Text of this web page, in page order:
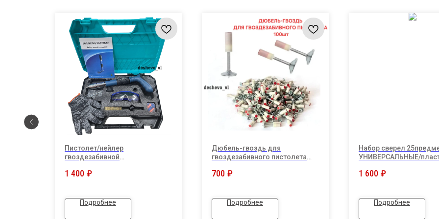
Пистолет/нейлер
гвоздезабивной
"TMAKOTA"кейсе
1 400 ₽
Подробнее
Дюбель-гвоздь для
гвоздезабивного пистолета
700 ₽
Подробнее
Набор сверел
УНИВЕРСАЛЬНЫЕ/
1 600 ₽
Подробнее